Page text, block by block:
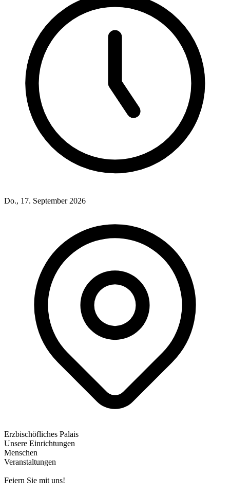
Do., 17. September 2026
Erzbischöfliches Palais
Unsere Einrichtungen
Menschen
Veranstaltungen
Feiern Sie mit uns!